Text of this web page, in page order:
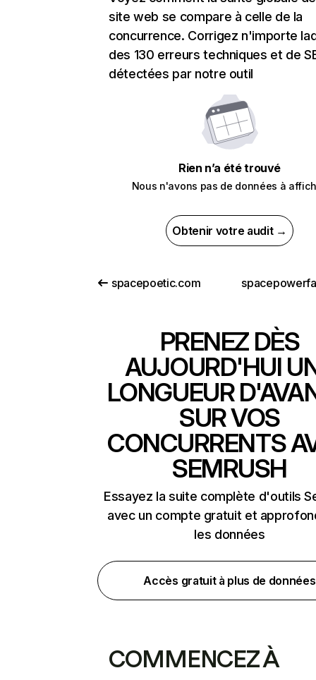
site web se compare à celle de la
concurrence. Corrigez n'importe
des 130 erreurs techniques et de
détectées par notre outil
Rien n’a été trouvé
Nous n'avons pas de données à
Obtenir votre audit →
spacepoetic.com
PRENEZ DÈS
AUJOURD'HUI
LONGUEUR
SUR VOS
CONCURRENTS
SEMRUSH
Essayez la suite complète d'outils
avec un compte gratuit et
les données
Accès gratuit à plus de données
COMMENCEZ À